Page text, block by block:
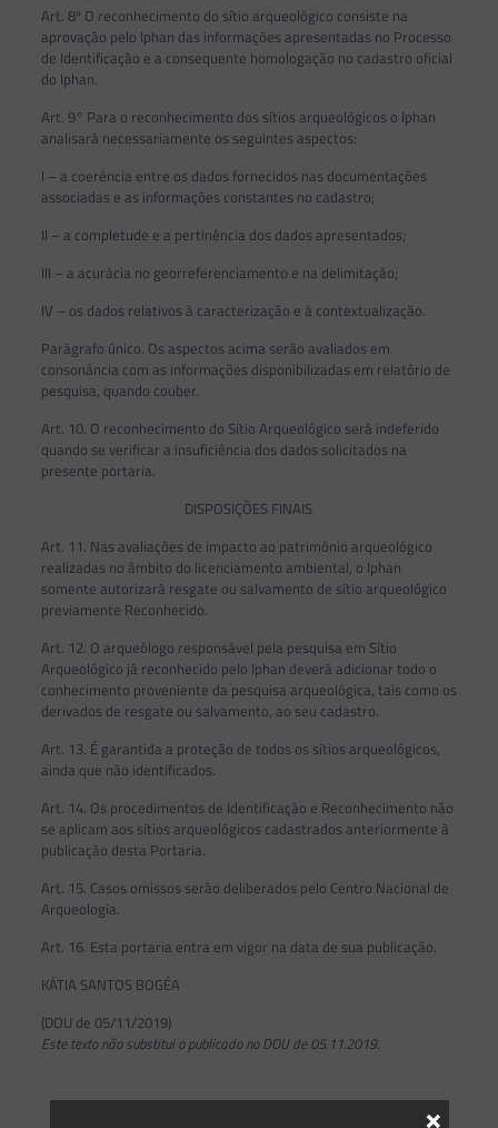
Art. 8º O reconhecimento do sítio arqueológico consiste na
aprovação pelo Iphan das informações apresentadas no Processo
de Identificação e a consequente homologação no cadastro oficial
do Iphan.
Art. 9° Para o reconhecimento dos sítios arqueológicos o Iphan
analisará necessariamente os seguintes aspectos:
I – a coerência entre os dados fornecidos nas documentações
associadas e as informações constantes no cadastro;
II – a completude e a pertinência dos dados apresentados;
III – a acurácia no georreferenciamento e na delimitação;
IV – os dados relativos à caracterização e à contextualização.
Parágrafo único. Os aspectos acima serão avaliados em
consonância com as informações disponibilizadas em relatório de
pesquisa, quando couber.
Art. 10. O reconhecimento do Sítio Arqueológico será indeferido
quando se verificar a insuficiência dos dados solicitados na
presente portaria.
DISPOSIÇÕES FINAIS
Art. 11. Nas avaliações de impacto ao patrimônio arqueológico
realizadas no âmbito do licenciamento ambiental, o Iphan
somente autorizará resgate ou salvamento de sítio arqueológico
previamente Reconhecido.
Art. 12. O arqueólogo responsável pela pesquisa em Sítio
Arqueológico já reconhecido pelo Iphan deverá adicionar todo o
conhecimento proveniente da pesquisa arqueológica, tais como os
derivados de resgate ou salvamento, ao seu cadastro.
Art. 13. É garantida a proteção de todos os sítios arqueológicos,
ainda que não identificados.
Art. 14. Os procedimentos de Identificação e Reconhecimento não
se aplicam aos sítios arqueológicos cadastrados anteriormente à
publicação desta Portaria.
Art. 15. Casos omissos serão deliberados pelo Centro Nacional de
Arqueologia.
Art. 16. Esta portaria entra em vigor na data de sua publicação.
KÁTIA SANTOS BOGÉA
(DOU de 05/11/2019)
Este texto não substitui o publicado no DOU de 05.11.2019.
×